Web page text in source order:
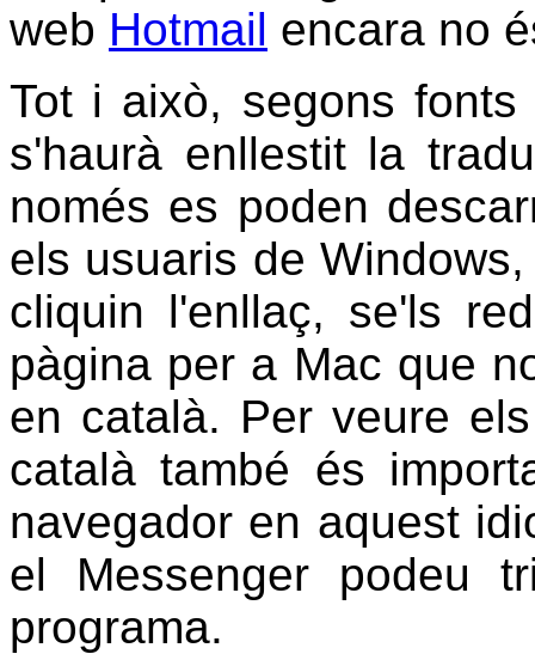
web Hotmail encara no
Tot i això, segons
s'haurà enllestit la
només es poden
els usuaris de
cliquin l'enllaç, se'ls
pàgina per a Mac que
en català. Per veure
català també és
navegador en aquest
el Messenger podeu
programa.